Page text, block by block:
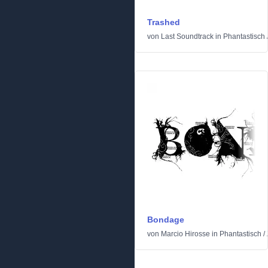
Trashed
von Last Soundtrack in Phantastisch
Bondage
von Marcio Hirosse in Phantastisch /